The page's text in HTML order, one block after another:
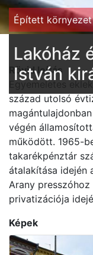
Épített
Lakóház
István
Rövid leírás
Egyemeletes
század utolsó
végén
működött. 1965-
takarékpénztár
átalakítása idején
Arany
privatizációja
Képek